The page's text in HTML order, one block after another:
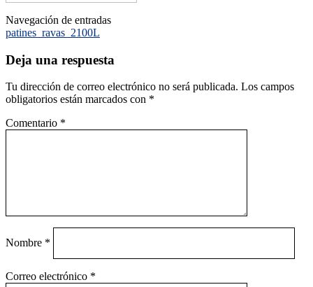
Navegación de entradas
patines_ravas_2100L
Deja una respuesta
Tu dirección de correo electrónico no será publicada. Los campos
obligatorios están marcados con *
Comentario *
Nombre *
Correo electrónico *